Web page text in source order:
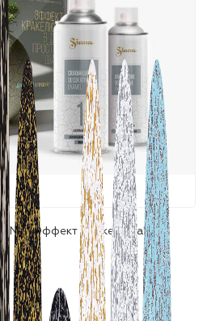
"Эффект Кракелюра"